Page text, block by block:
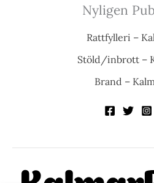
Nyligen
Rattfylleri –
Stöld/inbrott –
Brand –